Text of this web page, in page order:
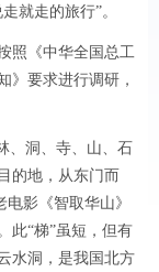
就走的旅行”。
《中华全国总工
》要求进行调研，
洞、寺、山、石
的地，从东门而
影《智取华山》
此“梯”虽短，但有
水洞，是我国北方